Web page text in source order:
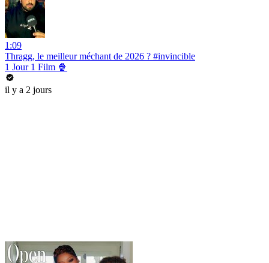
1:09
Thragg, le meilleur méchant de 2026 ? #invincible
1 Jour 1 Film 🍿
il y a 2 jours